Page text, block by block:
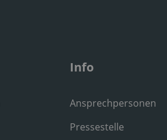
Info
Ansprechpersonen
Pressestelle